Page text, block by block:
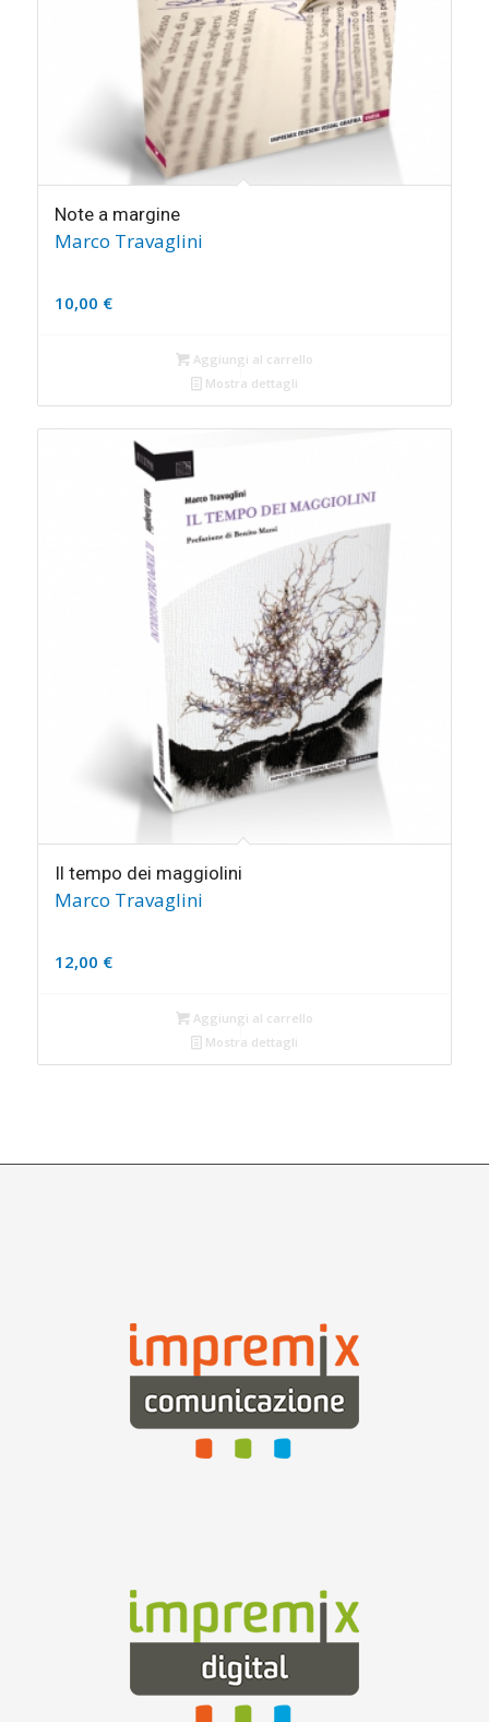
Note a margine
Marco Travaglini
10,00 €
Aggiungi al carrello
Mostra dettagli
Il tempo dei maggiolini
Marco Travaglini
12,00 €
Aggiungi al carrello
Mostra dettagli